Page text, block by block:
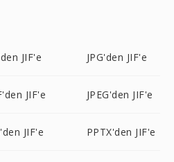
JIF'e JPG'den JIF'e
JIF'e JPEG'den JIF'e
JIF'e PPTX'den JIF'e